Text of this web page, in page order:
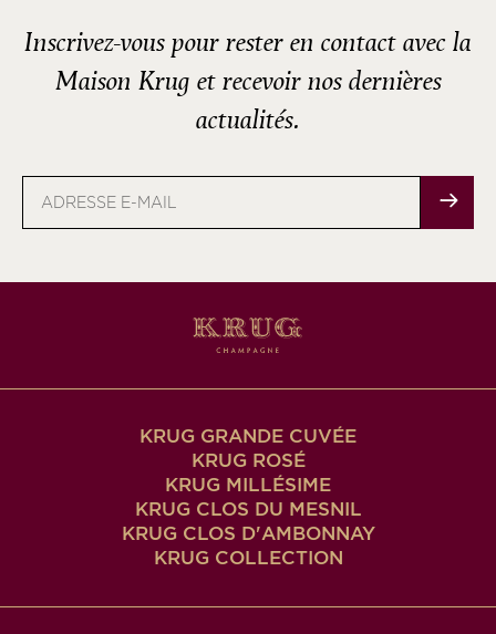
Inscrivez-vous pour rester en contact avec la
Maison Krug et recevoir nos dernières
actualités.
KRUG GRANDE CUVÉE
KRUG ROSÉ
KRUG MILLÉSIME
KRUG CLOS DU MESNIL
KRUG CLOS D'AMBONNAY
KRUG COLLECTION